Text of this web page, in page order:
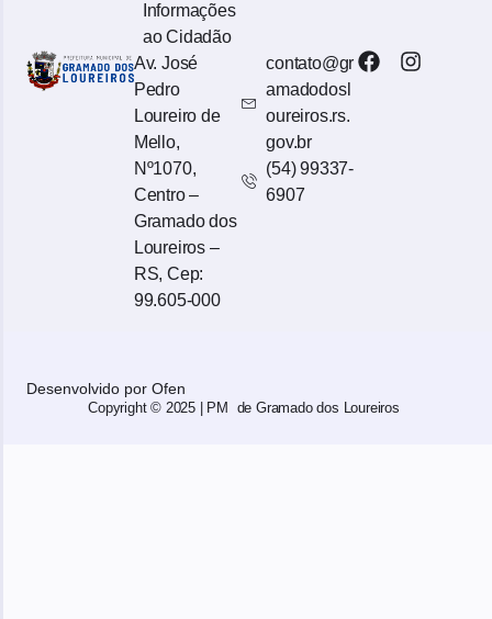
Av. José
Pedro
Loureiro de
Mello,
Nº1070,
Centro –
Gramado dos
Loureiros –
RS, Cep:
99.605-000
contato@gr
amadodosl
oureiros.rs.
gov.br
(54) 99337-
6907
Informações
ao Cidadão
Copyright © 2025 | PM de Gramado dos Loureiros
Desenvolvido por Ofen